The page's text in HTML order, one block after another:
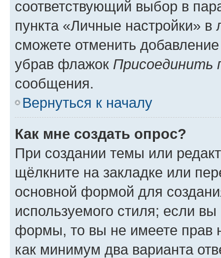
соответствующий выбор в
пункта «Личные настройки»
сможете отменить
убрав флажок Присоединить
сообщения.
Вернуться к началу
Как мне создать опрос?
При создании темы или
щёлкните на закладке или
основной формой для
используемого стиля; если
формы, то вы не имеете прав
как минимум два варианта